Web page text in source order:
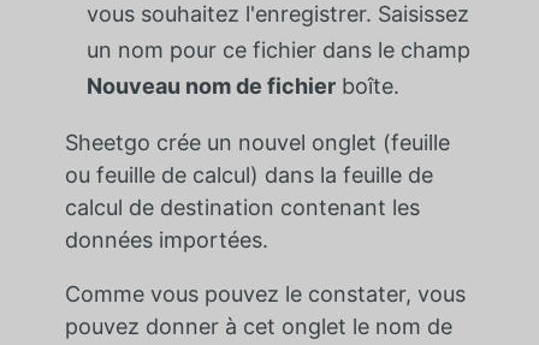
vous souhaitez l'enregistrer. Saisissez
un nom pour ce fichier dans le champ
Nouveau nom de fichierboîte.
Sheetgo crée un nouvel onglet (feuille
ou feuille de calcul) dans la feuille de
calcul de destination contenant les
données importées.
Comme vous pouvez le constater, vous
pouvez donner à cet onglet le nom de